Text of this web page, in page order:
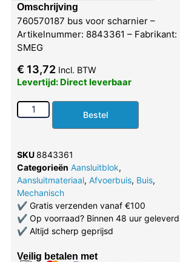
Omschrijving
760570187 bus voor scharnier –
Artikelnummer: 8843361 – Fabrikant:
SMEG
€ 13,72 Incl. BTW
Levertijd: Direct leverbaar
Bestel
SKU 8843361
Categorieën Aansluitblok,
Aansluitmateriaal, Afvoerbuis, Buis,
Mechanisch
✔Gratis verzenden vanaf €100
✔Op voorraad? Binnen 48 uur geleverd
✔Altijd scherp geprijsd
Veilig betalen met